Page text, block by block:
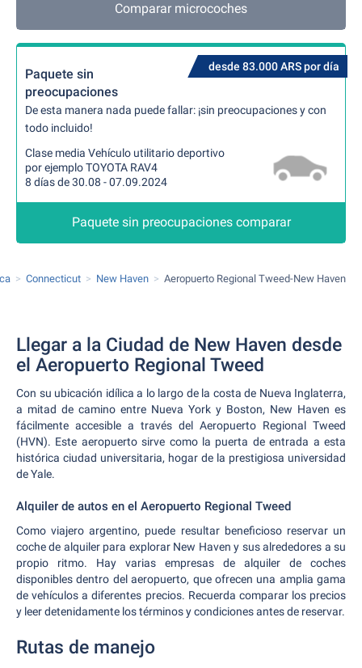
Comparar microcoches
desde 83.000 ARS por día
Paquete sin
preocupaciones
De esta manera nada puede fallar: ¡sin preocupaciones y con
todo incluido!
Clase media Vehículo utilitario deportivo
por ejemplo TOYOTA RAV4
8 días de 30.08 - 07.09.2024
Paquete sin preocupaciones comparar
Connecticut New Haven Aeropuerto Regional Tweed-New Haven
Llegar a la Ciudad de New Haven desde
el Aeropuerto Regional Tweed
Con su ubicación idílica a lo largo de la costa de Nueva Inglaterra,
a mitad de camino entre Nueva York y Boston, New Haven es
fácilmente accesible a través del Aeropuerto Regional Tweed
(HVN). Este aeropuerto sirve como la puerta de entrada a esta
histórica ciudad universitaria, hogar de la prestigiosa universidad
de Yale.
Alquiler de autos en el Aeropuerto Regional Tweed
Como viajero argentino, puede resultar beneficioso reservar un
coche de alquiler para explorar New Haven y sus alrededores a su
propio ritmo. Hay varias empresas de alquiler de coches
disponibles dentro del aeropuerto, que ofrecen una amplia gama
de vehículos a diferentes precios. Recuerda comparar los precios
y leer detenidamente los términos y condiciones antes de reservar.
Rutas de manejo